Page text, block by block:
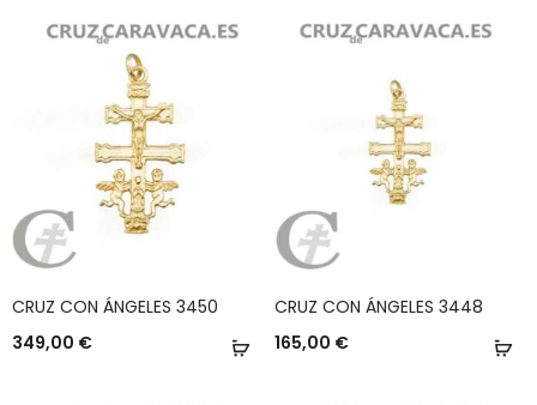
Añadir
CRUZ CON ÁNGELES 3450
349,00 €
CRUZ CON ÁNGELES 3448
165,00 €